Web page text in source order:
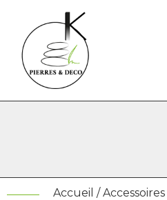
Accueil /Accessoires